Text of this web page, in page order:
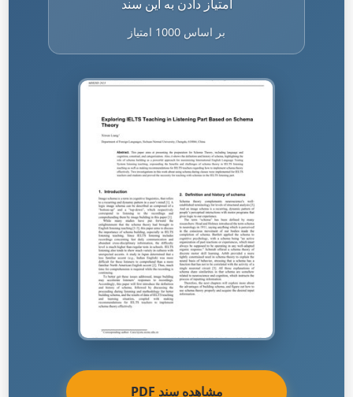
امتیاز دادن به این سند
بر اساس 1000 امتیاز
مشاهده سند PDF